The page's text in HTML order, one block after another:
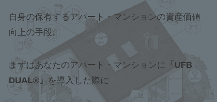
自身の保有するアパート・マンションの資産価値
向上の手段。
まずはあなたのアパート・マンションに
「UFB
DUAL®」 を導入した際に